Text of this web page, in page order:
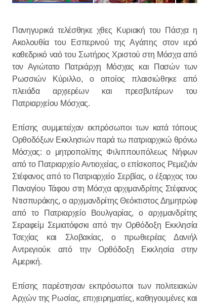
Πανηγυρικά τελέσθηκε χθες Κυριακή του Πάσχα η
Ακολουθία του Εσπερινού της Αγάπης στον ιερό
καθεδρικό ναό του Σωτήρος Χριστού στη Μόσχα από
τον Αγιώτατο Πατριάρχη Μόσχας και Πασών των
Ρωσσιών Κύριλλο, ο οποίος πλαισιώθηκε από
πλειάδα αρχιερέων και πρεσβυτέρων του
Πατριαρχείου Μόσχας.
Επίσης συμμετείχαν εκπρόσωποι των κατά τόπους
Ορθοδόξων Εκκλησιών παρά τω πατριαρχικώ θρόνω
Μόσχας: ο μητροπολίτης Φιλιππουπόλεως Νήφων
από το Πατριαρχείο Αντιοχείας, ο επίσκοπος Ρεμεζιάν
Στέφανος από το Πατριαρχείο Σερβίας, ο έξαρχος του
Παναγίου Τάφου στη Μόσχα αρχιμανδρίτης Στέφανος
Ντισπυράκης, ο αρχιμανδρίτης Θεόκτιστος Δημητρώφ
από το Πατριαρχείο Βουλγαρίας, ο αρχιμανδρίτης
Σεραφείμ Σεμιατόφσκι από την Ορθόδοξη Εκκλησία
Τσεχίας και Σλοβακίας, ο πρωθιερέας Δανιήλ
Αντρεγιούκ από την Ορθόδοξη Εκκλησία στην
Αμερική.
Επίσης παρέστησαν εκπρόσωποι των πολιτειακών
Αρχών της Ρωσίας, επιχειρηματίες, καθηγουμένες και